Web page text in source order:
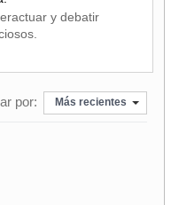
y debatir
por: Más recientes